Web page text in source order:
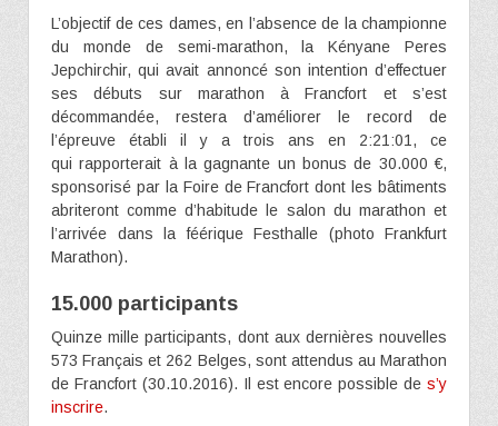
L’objectif de ces dames, en l’absence de la championne
du monde de semi-marathon, la Kényane Peres
Jepchirchir, qui avait annoncé son intention d’effectuer
ses débuts sur marathon à Francfort et s’est
décommandée, restera d’améliorer le record de
l’épreuve établi il y a trois ans en 2:21:01, ce
qui rapporterait à la gagnante un bonus de 30.000 €,
sponsorisé par la Foire de Francfort dont les bâtiments
abriteront comme d’habitude le salon du marathon et
l’arrivée dans la féérique Festhalle (photo Frankfurt
Marathon).
15.000 participants
Quinze mille participants, dont aux dernières nouvelles
573 Français et 262 Belges, sont attendus au Marathon
de Francfort (30.10.2016). Il est encore possible de s’y
inscrire.